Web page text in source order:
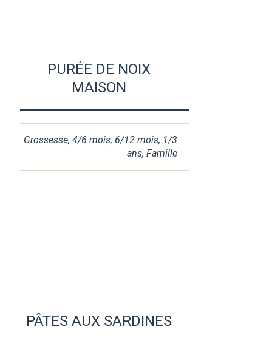
PURÉE DE NOIX
MAISON
Grossesse,4/6 mois, 6/12 mois, 1/3
ans,Famille
PÂTES AUX SARDINES